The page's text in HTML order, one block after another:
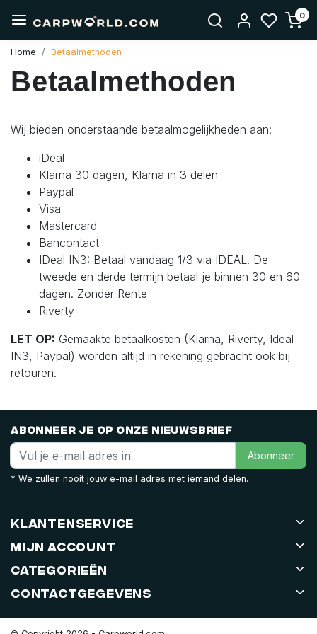
0
Home Betaalmethoden
Betaalmethoden
Wij bieden onderstaande betaalmogelijkheden aan:
iDeal
Klarna 30 dagen, Klarna in 3 delen
Paypal
Visa
Mastercard
Bancontact
IDeal IN3: Betaal vandaag 1/3 via IDEAL. De
tweede en derde termijn betaal je binnen 30 en 60
dagen. Zonder Rente
Riverty
LET OP: Gemaakte betaalkosten (Klarna, Riverty, Ideal
IN3, Paypal) worden altijd in rekening gebracht ook bij
retouren.
Abonneer je op onze nieuwsbrief
Abonneer
* We zullen nooit jouw e-mail adres met iemand delen.
Klantenservice
Mijn account
Categorieën
Contactgegevens